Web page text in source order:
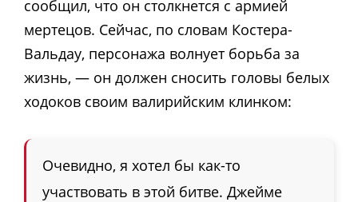
сообщил, что он столкнется с армией
мертецов. Сейчас, по словам Костера-
Вальдау, персонажа волнует борьба за
жизнь, — он должен сносить головы белых
ходоков своим валирийским клинком:
Очевидно, я хотел бы как-то
участвовать в этой битве. Джейме